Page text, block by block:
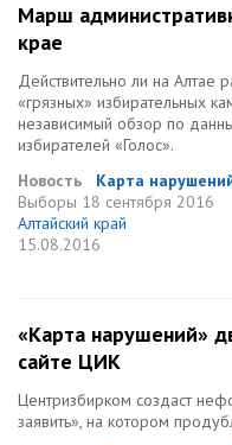
Марш
крае
Действительно ли на Алтае
«грязных» избирательных
независимый обзор по
избирателей «Голос».
Новость
Карта
Выборы 18 сентября 2016
Алтайский край
15.08.2016
«Карта нарушений»
сайте ЦИК
Центризбирком создаст
заявить», на котором